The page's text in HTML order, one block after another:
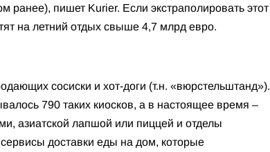
ранее), пишет Kurier. Если экстраполировать этот
на летний отдых свыше 4,7 млрд евро.
сосиски и хот-доги (т.н. «вюрстельштанд»).
790 таких киосков, а в настоящее время –
азиатской лапшой или пиццей и отделы
доставки еды на дом, которые